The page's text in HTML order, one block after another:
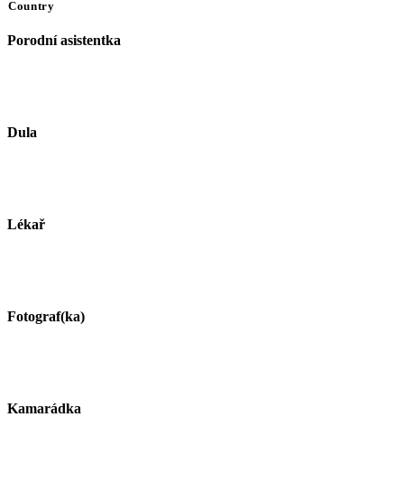
Country
Porodní asistentka
Dula
Lékař
Fotograf(ka)
Kamarádka